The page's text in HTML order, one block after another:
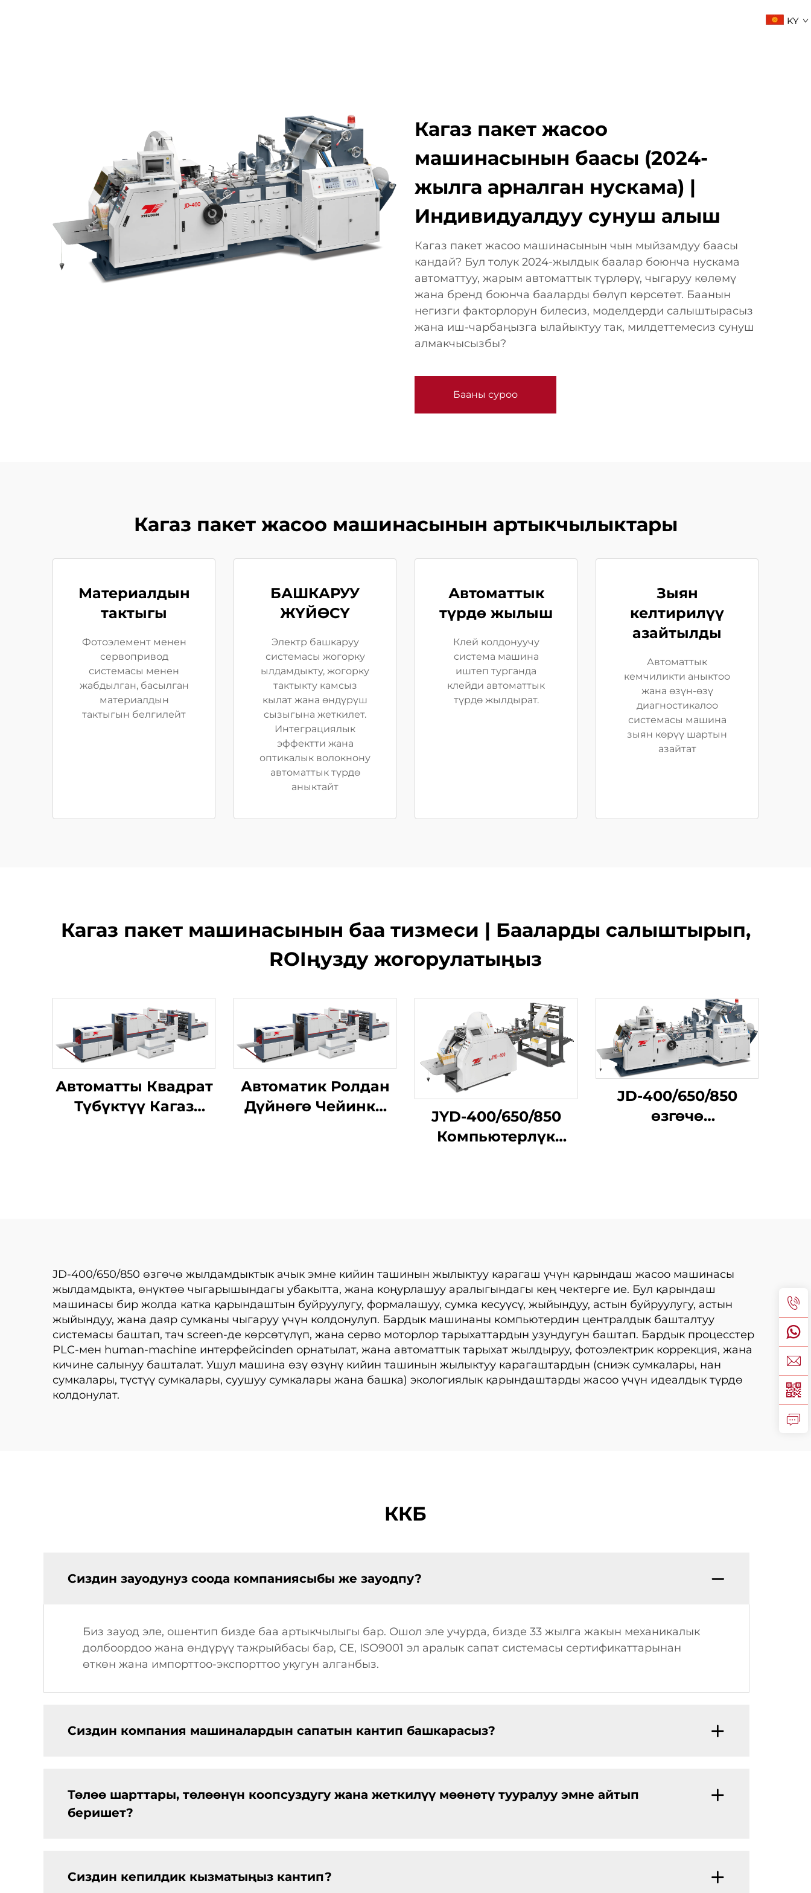
KY
Кагаз пакет жасоо
машинасынын баасы (2024-
жылга арналган нускама) |
Индивидуалдуу сунуш алыш
Кагаз пакет жасоо машинасынын чын мыйзамдуу баасы
кандай? Бул толук 2024-жылдык баалар боюнча нускама
автоматтуу, жарым автоматтык түрлөрү, чыгаруу көлөмү
жана бренд боюнча бааларды бөлүп көрсөтөт. Баанын
негизги факторлорун билесиз, моделдерди салыштырасыз
жана иш-чарбаңызга ылайыктуу так, милдеттемесиз сунуш
алмакчысызбы?
Бааны суроо
Кагаз пакет жасоо машинасынын артыкчылыктары
Материалдын
тактыгы
Фотоэлемент менен
сервопривод
системасы менен
жабдылган, басылган
материалдын
тактыгын белгилейт
БАШКАРУУ
ЖҮЙӨСҮ
Электр башкаруу
системасы жогорку
ылдамдыкту, жогорку
тактыкту камсыз
кылат жана өндүрүш
сызыгына жеткилет.
Интеграциялык
эффектти жана
оптикалык волокнону
автоматтык түрдө
аныктайт
Автоматтык
түрдө жылыш
Клей колдонуучу
система машина
иштеп турганда
клейди автоматтык
түрдө жылдырат.
Зыян
келтирилүү
азайтылды
Автоматтык
кемчиликти аныктоо
жана өзүн-өзү
диагностикалоо
системасы машина
зыян көрүү шартын
азайтат
Кагаз пакет машинасынын баа тизмеси | Бааларды салыштырып,
ROIңузду жогорулатыңыз
Автоматты Квадрат
Түбүктүү Кагаз
Автоматик Ролдан
Дүйнөгө Чейинки
JYD-400/650/850
Компьютерлүк
JD-400/650/850
өзгөчө
JD-400/650/850 өзгөчө жылдамдыктык ачык эмне кийин ташинын жылыктуу карагаш үчүн қарындаш жасоо машинасы
жылдамдыкта, өнүктөө чыгарышындагы убакытта, жана коңурлашуу аралыгындагы кең чектерге ие. Бул қарындаш
машинасы бир жолда катка қарындаштын буйруулугу, формалашуу, сумка кесуүсү, жыйындуу, астын буйруулугу, астын
жыйындуу, жана даяр сумканы чыгаруу үчүн колдонулуп. Бардык машинаны компьютердин централдык башталтуу
системасы баштап, тач screen-де көрсөтүлүп, жана серво моторлор тарыхаттардын узундугун баштап. Бардык процесстер
PLC-мен human-machine интерфейсinden орнатылат, жана автоматтык тарыхат жылдыруу, фотоэлектрик коррекция, жана
кичине салынуу башталат. Ушул машина өзү өзүнү кийин ташинын жылыктуу карагаштардын (сниэк сумкалары, нан
сумкалары, түстүү сумкалары, суушуу сумкалары жана башка) экологиялык қарындаштарды жасоо үчүн идеалдык түрдө
колдонулат.
ККБ
Сиздин зауодунуз соода компаниясыбы же зауодпу?
Биз зауод эле, ошентип бизде баа артыкчылыгы бар. Ошол эле учурда, бизде 33 жылга жакын механикалык
долбоордоо жана өндүрүү тажрыйбасы бар, CE, ISO9001 эл аралык сапат системасы сертификаттарынан
өткөн жана импорттоо-экспорттоо укугун алганбыз.
Сиздин компания машиналардын сапатын кантип башкарасыз?
Төлөө шарттары, төлөөнүн коопсуздугу жана жеткилүү мөөнөтү тууралуу эмне айтып
беришет?
Сиздин кепилдик кызматыңыз кантип?